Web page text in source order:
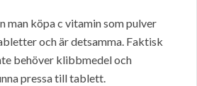
man köpa c vitamin som pulver
och är detsamma. Faktisk
behöver klibbmedel och
pressa till tablett.